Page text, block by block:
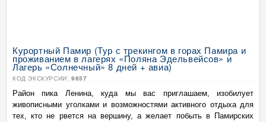
Курортный Памир (Тур с трекингом в горах Памира и
проживанием в лагерях «Поляна Эдельвейсов» и
Лагерь «Солнечный» 8 дней + авиа)
КОД ЭКСКУРСИИ: 9657
Район пика Ленина, куда мы вас приглашаем, изобилует
живописными уголками и возможностями активного отдыха для
тех, кто не рвется на вершину, а желает побыть в Памирских